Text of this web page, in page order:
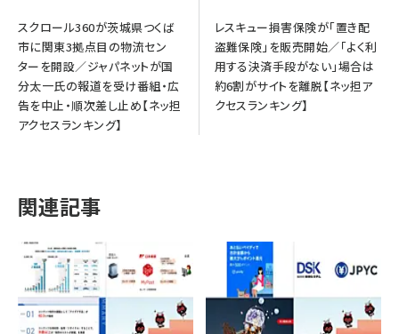
スクロール360が茨城県つくば
市に関東3拠点目の物流セン
ターを開設／ジャパネットが国
分太一氏の報道を受け番組・広
告を中止・順次差し止め【ネッ担
アクセスランキング】
レスキュー損害保険が「置き配
盗難保険」を販売開始／「よく利
用する決済手段がない」場合は
約6割がサイトを離脱【ネッ担ア
クセスランキング】
関連記事